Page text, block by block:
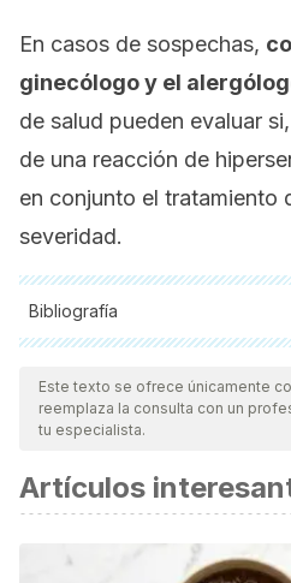
En casos de sospechas,
ginecólogo y el
de salud pueden evaluar
de una reacción de
en conjunto el tratamiento
severidad.
Bibliografía
Todas las fuentes citadas fueron
nuestro equipo, para asegurar
vigencia y validez.La
científica.
Allam, J., Haidl, G., Novak, N.
Este texto se ofrece únicamente
reemplaza la consulta con un
tu especialista.
Artículos